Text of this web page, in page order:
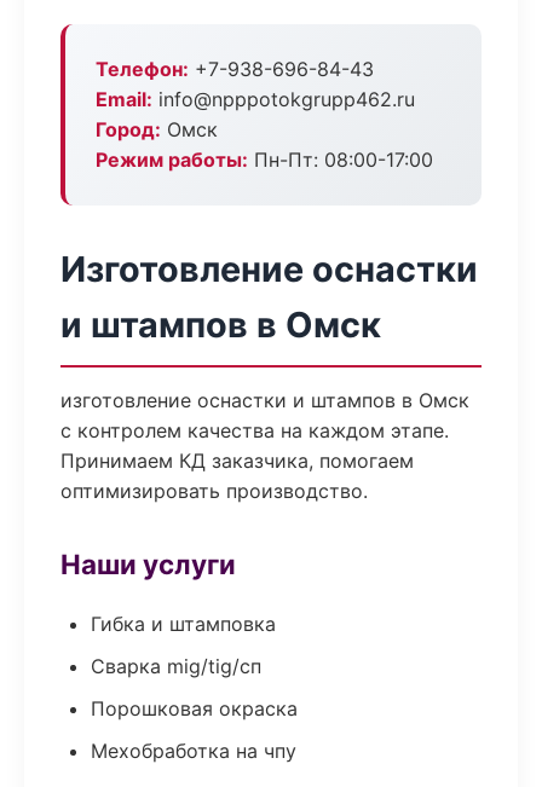
Телефон: +7-938-696-84-43
Email: info@npppotokgrupp462.ru
Город: Омск
Режим работы: Пн-Пт: 08:00-17:00
Изготовление оснастки
и штампов в Омск
изготовление оснастки и штампов в Омск
с контролем качества на каждом этапе.
Принимаем КД заказчика, помогаем
оптимизировать производство.
Наши услуги
Гибка и штамповка
Сварка mig/tig/сп
Порошковая окраска
Мехобработка на чпу